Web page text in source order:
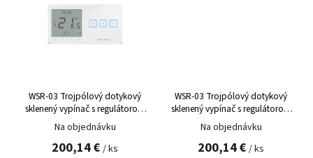
WSR-03 Trojpólový dotykový
sklenený vypínač s regulátorom
teploty WSR-03 čierny,ľavý
Na objednávku
200,14 € / ks
WSR-03 Trojpólový dotykový
sklenený vypínač s regulátorom
teploty WSR-03 biely,ľavý
Na objednávku
200,14 € / ks